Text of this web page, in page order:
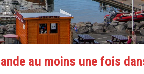
au moins une fois